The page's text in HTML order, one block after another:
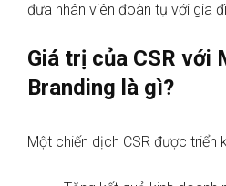
đưa nhân viên đoàn tụ với gia
Giá trị của CSR với
Branding là gì?
Một chiến dịch CSR được triển